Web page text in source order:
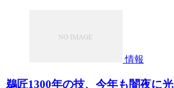
情報
鵜匠1300年の技、今年も闇夜に光